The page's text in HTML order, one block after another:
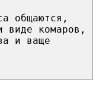
общаются,
виде комаров,
и ваще